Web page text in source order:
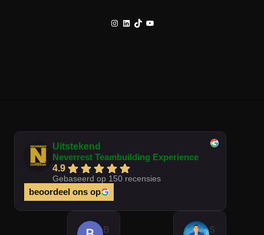
Instagram
LinkedIn
TikTokYouTube
Uitstekend
Neverrest Teambuilding Experience
4.9
Gebaseerd op 150 recensies
beoordeel ons op